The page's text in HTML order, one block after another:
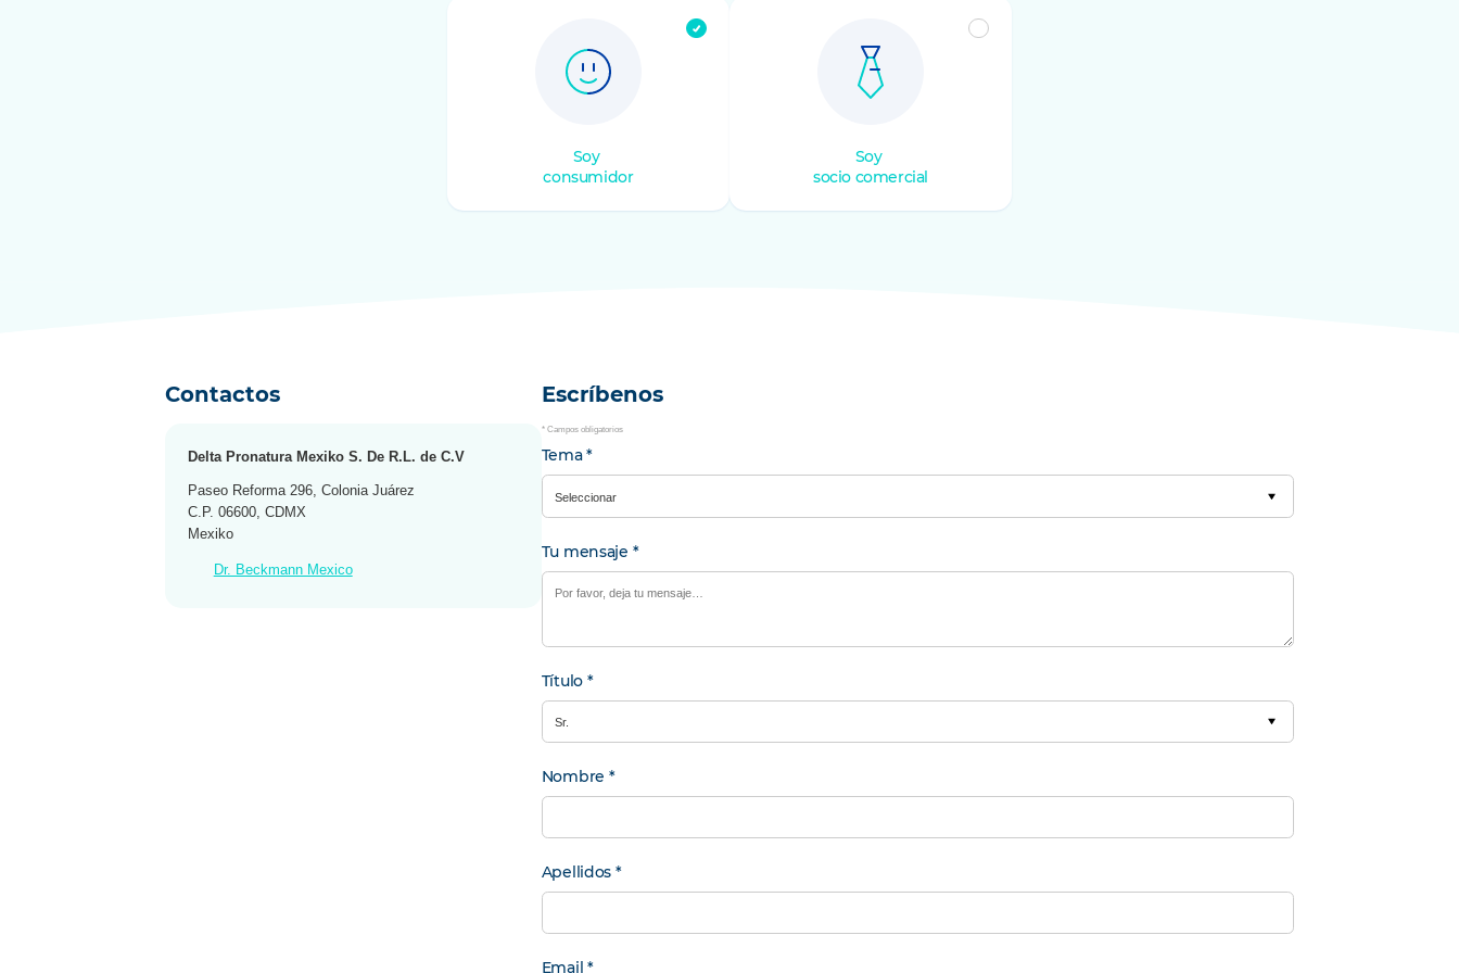
Soy
consumidor
Soy
socio comercial
Contactos
Delta Pronatura Mexiko S. De R.L. de C.V
Paseo Reforma 296, Colonia Juárez
C.P. 06600, CDMX
Mexiko
Dr. Beckmann Mexico
Escríbenos
* Campos obligatorios
tu
solicitud
Tema*
Tu mensaje *
Información
personal
Título *
Nombre *
Apellidos *
Email *